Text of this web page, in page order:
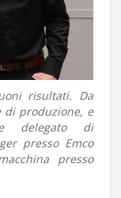
risultati. Da
di produzione, e
delegato di
presso Emco
presso